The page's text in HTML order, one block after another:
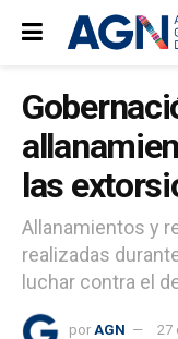
las
Allanamientos y
realizadas
luchar contra el
por AGN 27